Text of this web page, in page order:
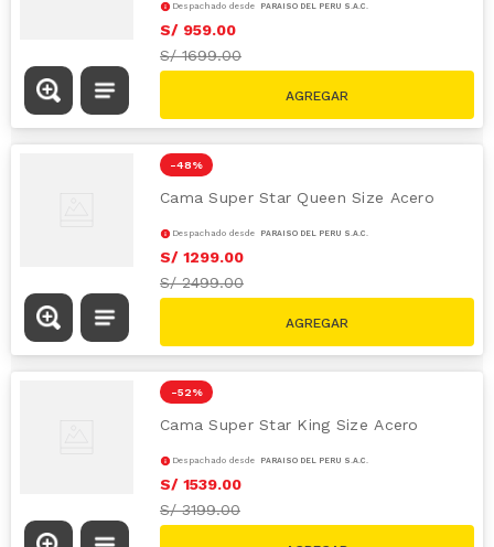
Despachado desde PARAÍSO DEL PERÚ S.A.C.
S/ 959.00
S/1699.00
-48 %
Cama Super Star Queen Size Acero
Despachado desde PARAÍSO DEL PERÚ S.A.C.
S/ 1299.00
S/2499.00
-52 %
Cama Super Star King Size Acero
Despachado desde PARAÍSO DEL PERÚ S.A.C.
S/ 1539.00
S/3199.00